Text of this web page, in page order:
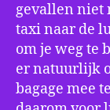
gevallen niet
taxi naar de
om je weg te
er natuurlijk
bagage mee